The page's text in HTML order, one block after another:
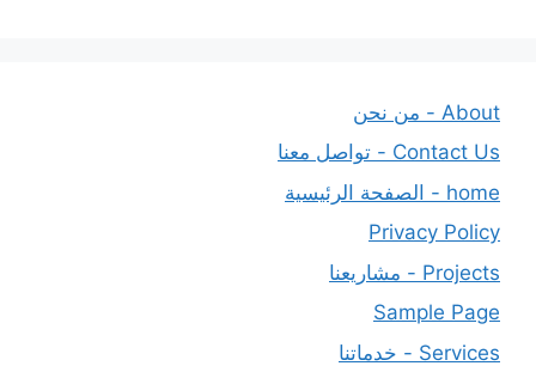
About - من نحن
Contact Us - تواصل معنا
home - الصفحة الرئيسية
Privacy Policy
Projects - مشاريعنا
Sample Page
Services - خدماتنا